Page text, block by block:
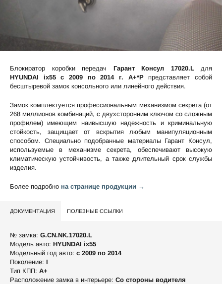
Блокиратор коробки передач Гарант Консул 17020.Lдля
HYUNDAI ix55 c 2009 по 2014 г. А+*Pпредставляет собой
бесштыревой замок консольного или линейного действия.
Замок комплектуется профессиональным механизмом секрета (от
268 миллионов комбинаций, с двухсторонним ключом со сложным
профилем) имеющим наивысшую надежность и криминальную
стойкость, защищает от вскрытия любым манипуляционным
способом. Специально подобранные материалы Гарант Консул,
используемые в механизме секрета, обеспечивают высокую
климатическую устойчивость, а также длительный срок службы
изделия.
Более подробно на странице продукции →
ДОКУМЕНТАЦИЯ ПОЛЕЗНЫЕ ССЫЛКИ
№ замка: G.CN.NK.17020.L
Модель авто: HYUNDAI ix55
Модельный год авто: c 2009 по 2014
Поколение: I
Тип КПП: А+
Расположение замка в интерьере: Со стороны водителя